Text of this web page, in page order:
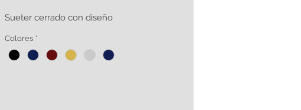
Sueter cerrado con diseño
Colores *